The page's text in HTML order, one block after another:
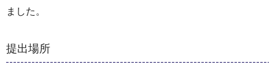
ました。
提出場所